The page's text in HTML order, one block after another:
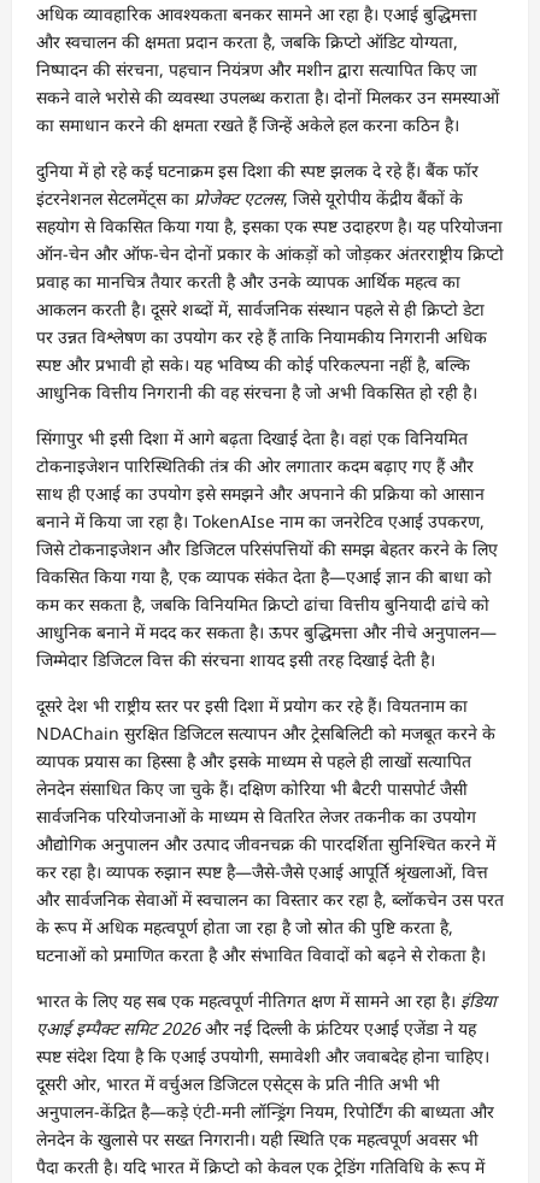
अधिक व्यावहारिक आवश्यकता बनकर सामने आ रहा है। एआई बुद्धिमत्ता
और स्वचालन की क्षमता प्रदान करता है, जबकि क्रिप्टो ऑडिट योग्यता,
निष्पादन की संरचना, पहचान नियंत्रण और मशीन द्वारा सत्यापित किए जा
सकने वाले भरोसे की व्यवस्था उपलब्ध कराता है। दोनों मिलकर उन समस्याओं
का समाधान करने की क्षमता रखते हैं जिन्हें अकेले हल करना कठिन है।
दुनिया में हो रहे कई घटनाक्रम इस दिशा की स्पष्ट झलक दे रहे हैं। बैंक फॉर
इंटरनेशनल सेटलमेंट्स का प्रोजेक्ट एटलस, जिसे यूरोपीय केंद्रीय बैंकों के
सहयोग से विकसित किया गया है, इसका एक स्पष्ट उदाहरण है। यह परियोजना
ऑन-चेन और ऑफ-चेन दोनों प्रकार के आंकड़ों को जोड़कर अंतरराष्ट्रीय क्रिप्टो
प्रवाह का मानचित्र तैयार करती है और उनके व्यापक आर्थिक महत्व का
आकलन करती है। दूसरे शब्दों में, सार्वजनिक संस्थान पहले से ही क्रिप्टो डेटा
पर उन्नत विश्लेषण का उपयोग कर रहे हैं ताकि नियामकीय निगरानी अधिक
स्पष्ट और प्रभावी हो सके। यह भविष्य की कोई परिकल्पना नहीं है, बल्कि
आधुनिक वित्तीय निगरानी की वह संरचना है जो अभी विकसित हो रही है।
सिंगापुर भी इसी दिशा में आगे बढ़ता दिखाई देता है। वहां एक विनियमित
टोकनाइजेशन पारिस्थितिकी तंत्र की ओर लगातार कदम बढ़ाए गए हैं और
साथ ही एआई का उपयोग इसे समझने और अपनाने की प्रक्रिया को आसान
बनाने में किया जा रहा है। TokenAIse नाम का जनरेटिव एआई उपकरण,
जिसे टोकनाइजेशन और डिजिटल परिसंपत्तियों की समझ बेहतर करने के लिए
विकसित किया गया है, एक व्यापक संकेत देता है—एआई ज्ञान की बाधा को
कम कर सकता है, जबकि विनियमित क्रिप्टो ढांचा वित्तीय बुनियादी ढांचे को
आधुनिक बनाने में मदद कर सकता है। ऊपर बुद्धिमत्ता और नीचे अनुपालन—
जिम्मेदार डिजिटल वित्त की संरचना शायद इसी तरह दिखाई देती है।
दूसरे देश भी राष्ट्रीय स्तर पर इसी दिशा में प्रयोग कर रहे हैं। वियतनाम का
NDAChain सुरक्षित डिजिटल सत्यापन और ट्रेसबिलिटी को मजबूत करने के
व्यापक प्रयास का हिस्सा है और इसके माध्यम से पहले ही लाखों सत्यापित
लेनदेन संसाधित किए जा चुके हैं। दक्षिण कोरिया भी बैटरी पासपोर्ट जैसी
सार्वजनिक परियोजनाओं के माध्यम से वितरित लेजर तकनीक का उपयोग
औद्योगिक अनुपालन और उत्पाद जीवनचक्र की पारदर्शिता सुनिश्चित करने में
कर रहा है। व्यापक रुझान स्पष्ट है—जैसे-जैसे एआई आपूर्ति श्रृंखलाओं, वित्त
और सार्वजनिक सेवाओं में स्वचालन का विस्तार कर रहा है, ब्लॉकचेन उस परत
के रूप में अधिक महत्वपूर्ण होता जा रहा है जो स्रोत की पुष्टि करता है,
घटनाओं को प्रमाणित करता है और संभावित विवादों को बढ़ने से रोकता है।
भारत के लिए यह सब एक महत्वपूर्ण नीतिगत क्षण में सामने आ रहा है। इंडिया
एआई इम्पैक्ट समिट 2026और नई दिल्ली के फ्रंटियर एआई एजेंडा ने यह
स्पष्ट संदेश दिया है कि एआई उपयोगी, समावेशी और जवाबदेह होना चाहिए।
दूसरी ओर, भारत में वर्चुअल डिजिटल एसेट्स के प्रति नीति अभी भी
अनुपालन-केंद्रित है—कड़े एंटी-मनी लॉन्ड्रिंग नियम, रिपोर्टिंग की बाध्यता और
लेनदेन के खुलासे पर सख्त निगरानी। यही स्थिति एक महत्वपूर्ण अवसर भी
पैदा करती है। यदि भारत में क्रिप्टो को केवल एक ट्रेडिंग गतिविधि के रूप में